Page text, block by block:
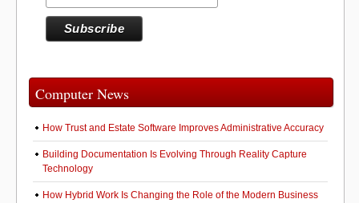
Computer News
How Trust and Estate Software Improves Administrative Accuracy
Building Documentation Is Evolving Through Reality Capture
Technology
How Hybrid Work Is Changing the Role of the Modern Business